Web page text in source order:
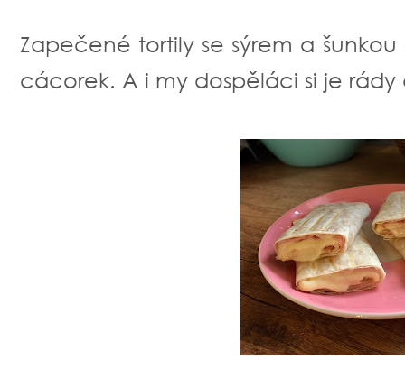
Zapečené tortily se sýrem a
cácorek. A i my dospěláci si je